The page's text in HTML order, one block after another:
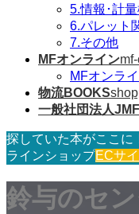
5.情報･計
6.パレット
7.その他
MFオンライン
MFオンラ
物流BOOKS
一般社団法人JMFI
探していた本がここに
ラインショップECサ
鈴与のセ